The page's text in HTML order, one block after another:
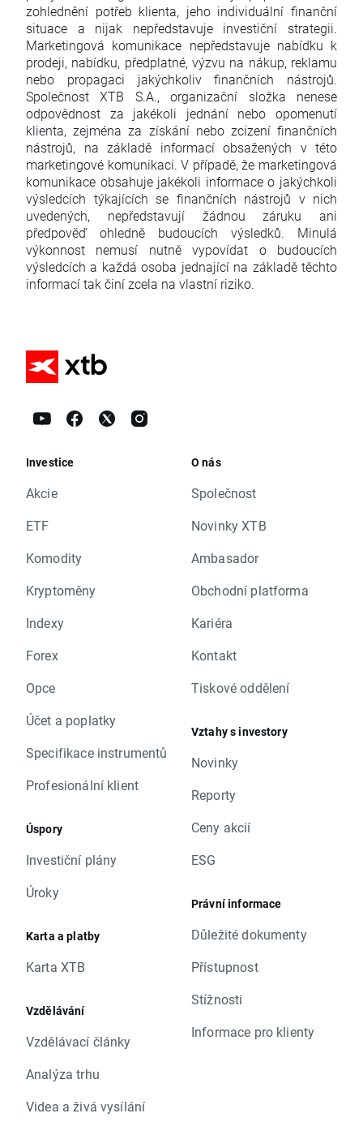
zohlednění potřeb klienta, jeho individuální finanční
situace a nijak nepředstavuje investiční strategii.
Marketingová komunikace nepředstavuje nabídku k
prodeji, nabídku, předplatné, výzvu na nákup, reklamu
nebo propagaci jakýchkoliv finančních nástrojů.
Společnost XTB S.A., organizační složka nenese
odpovědnost za jakékoli jednání nebo opomenutí
klienta, zejména za získání nebo zcizení finančních
nástrojů, na základě informací obsažených v této
marketingové komunikaci. V případě, že marketingová
komunikace obsahuje jakékoli informace o jakýchkoli
výsledcích týkajících se finančních nástrojů v nich
uvedených, nepředstavují žádnou záruku ani
předpověď ohledně budoucích výsledků. Minulá
výkonnost nemusí nutně vypovídat o budoucích
výsledcích a každá osoba jednající na základě těchto
informací tak činí zcela na vlastní riziko.
Investice
Akcie
ETF
Komodity
Kryptoměny
Indexy
Forex
Opce
Účet a poplatky
Specifikace instrumentů
Profesionální klient
Úspory
Investiční plány
Úroky
Karta a platby
Karta XTB
Vzdělávání
Vzdělávací články
Analýza trhu
Videa a živá vysílání
O nás
Společnost
Novinky XTB
Ambasador
Obchodní platforma
Kariéra
Kontakt
Tiskové oddělení
Vztahy s investory
Novinky
Reporty
Ceny akcií
ESG
Právní informace
Důležité dokumenty
Přístupnost
Stížnosti
Informace pro klienty